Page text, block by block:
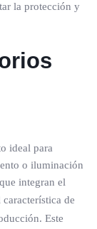
la protección y
ideal para
o iluminación
integran el
de
Este